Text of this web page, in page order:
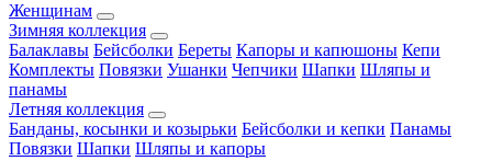
Женщинам
Зимняя коллекция
Балаклавы Бейсболки Береты Капоры и капюшоны Кепи
Комплекты Повязки Ушанки Чепчики Шапки Шляпы и
панамы
Летняя коллекция
Банданы, косынки и козырьки Бейсболки и кепки Панамы
Повязки Шапки Шляпы и капоры